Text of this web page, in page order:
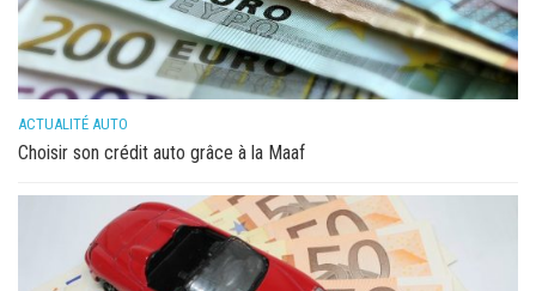
ACTUALITÉ AUTO
Choisir son crédit auto grâce à la Maaf